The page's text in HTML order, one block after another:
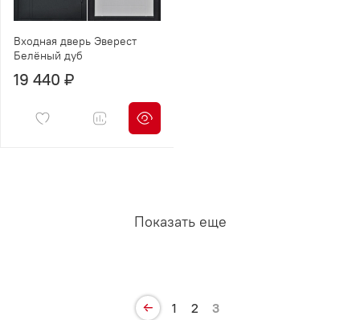
Входная дверь Эверест
Белёный дуб
19 440 ₽
Показать еще
1 2 3